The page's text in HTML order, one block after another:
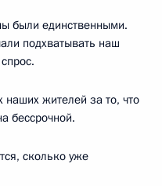
были единственными.
подхватывать наш
наших жителей за то, что
бессрочной.
сколько уже